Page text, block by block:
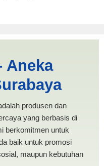
TENDA
Aneka
produsen dan
yang berbasis di
berkomitmen untuk
baik untuk promosi
maupun kebutuhan